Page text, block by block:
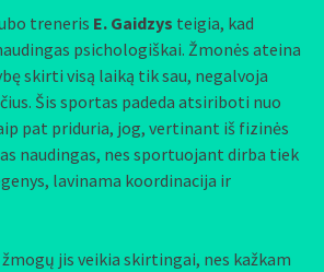
treneris E. Gaidzys teigia, kad
psichologiškai. Žmonės ateina
skirti visą laiką tik sau, negalvoja
Šis sportas padeda atsiriboti nuo
pat priduria, jog, vertinant iš fizinės
naudingas, nes sportuojant dirba tiek
lavinama koordinacija ir
jis veikia skirtingai, nes kažkam